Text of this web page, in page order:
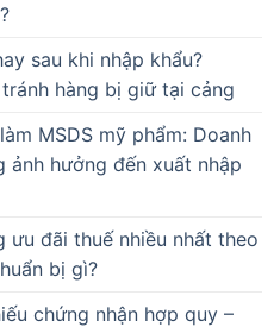
sau khi nhập khẩu?
hàng bị giữ tại cảng
MSDS mỹ phẩm: Doanh
ảnh hưởng đến xuất nhập
ưu đãi thuế nhiều nhất theo
bị gì?
chứng nhận hợp quy –